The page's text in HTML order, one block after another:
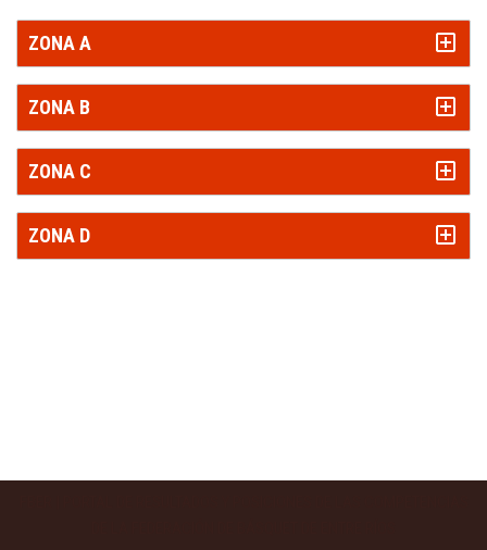
ZONA A
ZONA B
ZONA C
ZONA D